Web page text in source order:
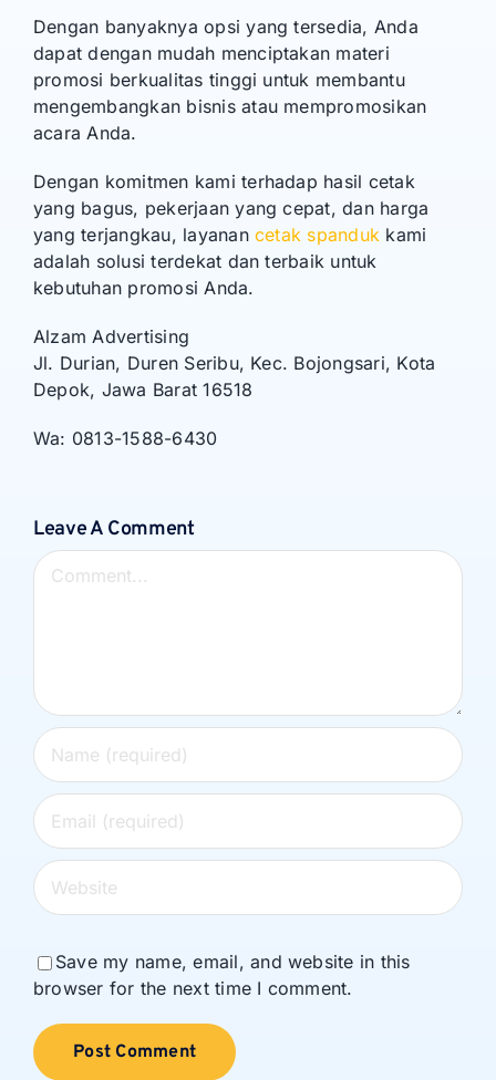
Dengan banyaknya opsi yang tersedia, Anda
dapat dengan mudah menciptakan materi
promosi berkualitas tinggi untuk membantu
mengembangkan bisnis atau mempromosikan
acara Anda.
Dengan komitmen kami terhadap hasil cetak
yang bagus, pekerjaan yang cepat, dan harga
yang terjangkau, layanancetak spanduk kami
adalah solusi terdekat dan terbaik untuk
kebutuhan promosi Anda.
Alzam Advertising
Jl. Durian, Duren Seribu, Kec. Bojongsari, Kota
Depok, Jawa Barat 16518
Wa: 0813-1588-6430
Leave A Comment
Comment
Save my name, email, and website in this
browser for the next time I comment.